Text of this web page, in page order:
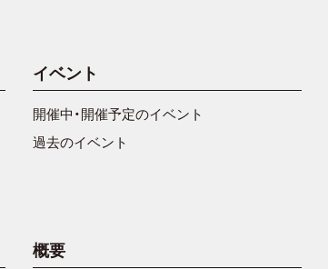
イベント
開催中・開催予定のイベント
過去のイベント
概要